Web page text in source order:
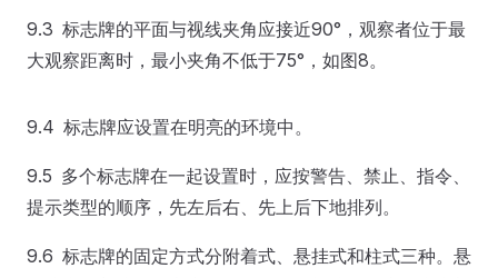
9.3 标志牌的平面与视线夹角应接近90°，观察者位于最
大观察距离时，最小夹角不低于75°，如图8。
9.4 标志牌应设置在明亮的环境中。
9.5 多个标志牌在一起设置时，应按警告、禁止、指令、
提示类型的顺序，先左后右、先上后下地排列。
9.6 标志牌的固定方式分附着式、悬挂式和柱式三种。悬